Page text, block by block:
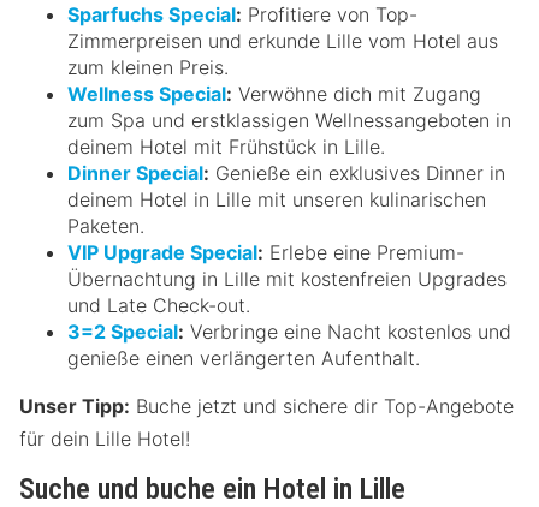
Sparfuchs Special: Profitiere von Top-
Zimmerpreisen und erkunde Lille vom Hotel aus
zum kleinen Preis.
Wellness Special: Verwöhne dich mit Zugang
zum Spa und erstklassigen Wellnessangeboten in
deinem Hotel mit Frühstück in Lille.
Dinner Special: Genieße ein exklusives Dinner in
deinem Hotel in Lille mit unseren kulinarischen
Paketen.
VIP Upgrade Special: Erlebe eine Premium-
Übernachtung in Lille mit kostenfreien Upgrades
und Late Check-out.
3=2 Special: Verbringe eine Nacht kostenlos und
genieße einen verlängerten Aufenthalt.
Unser Tipp: Buche jetzt und sichere dir Top-Angebote
für dein Lille Hotel!
Suche und buche ein Hotel in Lille